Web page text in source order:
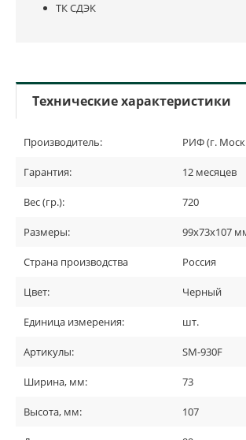
ТК СДЭК
Технические характеристики
Производитель: РИФ (г.
Гарантия: 12 месяцев
Вес (гр.): 720
Размеры: 99х73х107
Страна производства Россия
Цвет: Черный
Единица измерения: шт.
Артикулы: SM-930F
Ширина, мм: 73
Высота, мм: 107